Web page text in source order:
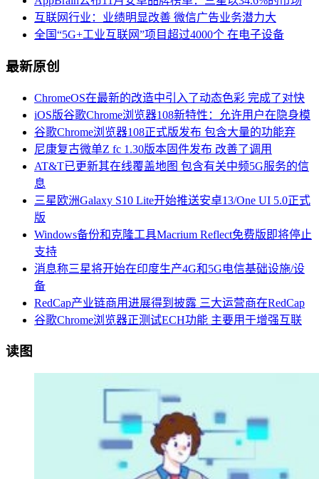
互联网行业：业绩明显改善 微信广告业务潜力大
全国“5G+工业互联网”项目超过4000个 在电子设备
最新原创
ChromeOS在最新的改造中引入了动态色彩 完成了对快
iOS版谷歌Chrome浏览器108新特性：允许用户在隐身模
谷歌Chrome浏览器108正式版发布 包含大量的功能弃
尼康复古微单Z fc 1.30版本固件发布 改善了调用
AT&T已更新其在线覆盖地图 包含有关中频5G服务的信
息
三星欧洲Galaxy S10 Lite开始推送安卓13/One UI 5.0正式
版
Windows备份和克隆工具Macrium Reflect免费版即将停止
支持
消息称三星将开始在印度生产4G和5G电信基础设施/设
备
RedCap产业链商用进展得到披露 三大运营商在RedCap
谷歌Chrome浏览器正测试ECH功能 主要用于增强互联
读图